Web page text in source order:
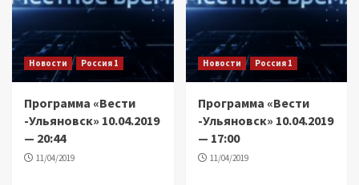
Новости Россия 1
Программа «Вести
-Ульяновск» 10.04.2019
— 20:44
11/04/2019
Новости Россия 1
Программа «Вести
-Ульяновск» 10.04.2019
— 17:00
11/04/2019